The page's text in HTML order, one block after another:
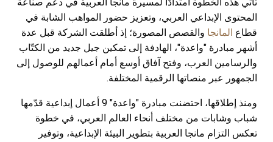
المحتوى الإبداعي العربي، وتعزيز حضور المواهب الشابة في
قطاع المانجا والقصص المصورة؛ إذ أطلقت الشركة قبل عدة
أشهر مبادرة "واعدة"، الهادفة إلى تمكين جيل جديد من الكتّاب
والرسامين العرب، وفتح آفاق أوسع أمام أعمالهم للوصول إلى
الجمهور عبر منصاتها الرقمية المختلفة.
ومنذ إطلاقها، احتضنت مبادرة "واعدة" 9 أعمال إبداعية قدّمها
شباب وشابات من مختلف أنحاء العالم العربي، في خطوة
تعكس التزام مانجا العربية بتطوير البيئة الإبداعية، وتوفير